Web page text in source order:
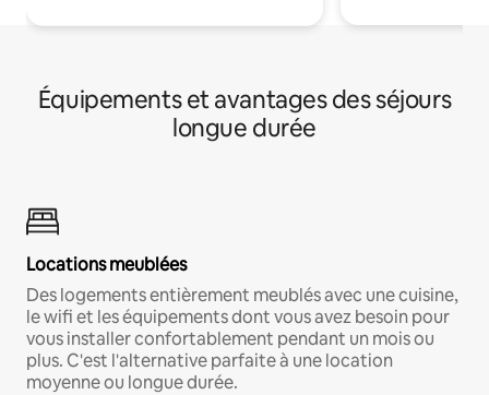
Équipements et avantages des séjours
longue durée
Locations meublées
Des logements entièrement meublés avec une cuisine,
le wifi et les équipements dont vous avez besoin pour
vous installer confortablement pendant un mois ou
plus. C'est l'alternative parfaite à une location
moyenne ou longue durée.